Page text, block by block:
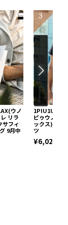
ウノ
リラ
サフィ
9月中
3
ピゥウノウ
ックス)ネッ
ツ
¥6,029